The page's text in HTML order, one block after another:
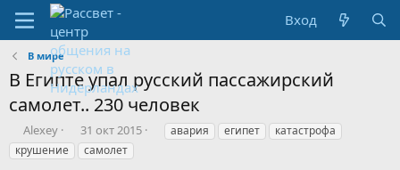
Вход
В мире
В Египте упал русский пассажирский
самолет.. 230 человек
А
в
т
Alexey
Д
а
т
31 окт 2015
Мавария египет
катастрофа
крушение
самолет